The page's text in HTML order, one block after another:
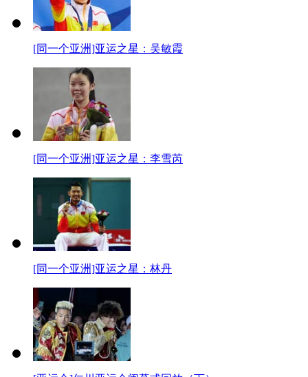
[同一个亚洲]亚运之星：吴敏霞
[同一个亚洲]亚运之星：李雪芮
[同一个亚洲]亚运之星：林丹